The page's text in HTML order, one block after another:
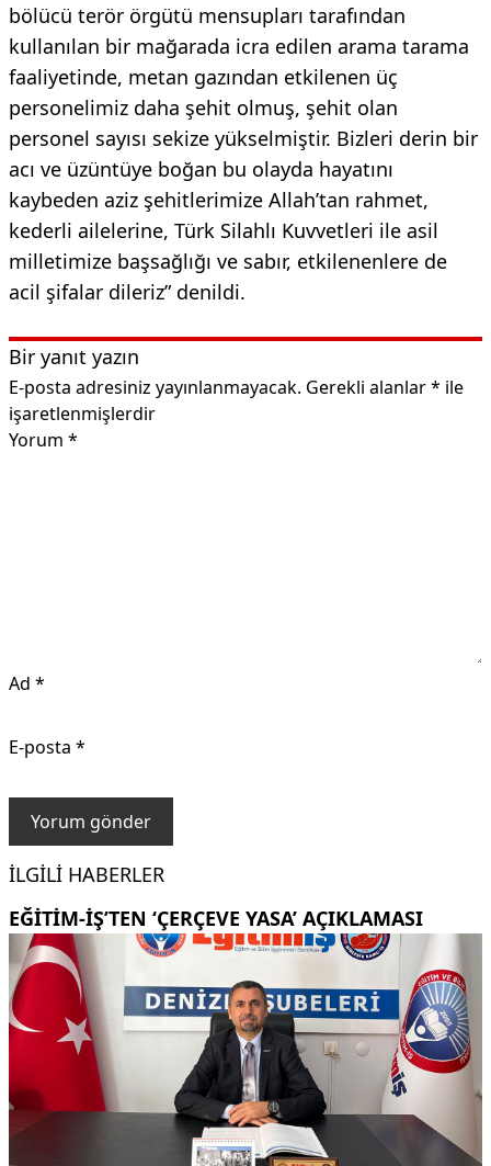
bölücü terör örgütü mensupları tarafından
kullanılan bir mağarada icra edilen arama tarama
faaliyetinde, metan gazından etkilenen üç
personelimiz daha şehit olmuş, şehit olan
personel sayısı sekize yükselmiştir. Bizleri derin bir
acı ve üzüntüye boğan bu olayda hayatını
kaybeden aziz şehitlerimize Allah’tan rahmet,
kederli ailelerine, Türk Silahlı Kuvvetleri ile asil
milletimize başsağlığı ve sabır, etkilenenlere de
acil şifalar dileriz” denildi.
Bir yanıt yazın
E-posta adresiniz yayınlanmayacak. Gerekli alanlar* ile
işaretlenmişlerdir
Yorum *
Ad *
E-posta *
İLGILI HABERLER
EĞITIM-İŞ’TEN ‘ÇERÇEVE YASA’ AÇIKLAMASI